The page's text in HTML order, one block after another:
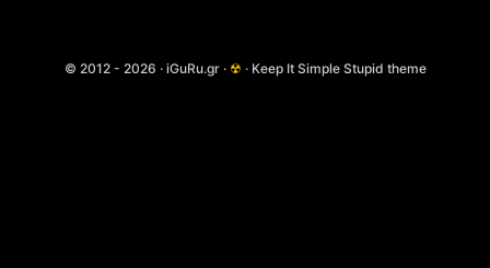
© 2012 - 2026 · iGuRu.gr · ☢ · Keep It Simple Stupid theme